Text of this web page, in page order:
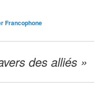
Francophone
des alliés »